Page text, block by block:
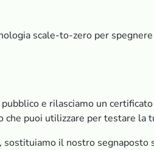
scale-to-zero per
e rilasciamo un
puoi utilizzare per testare la
sostituiamo il nostro